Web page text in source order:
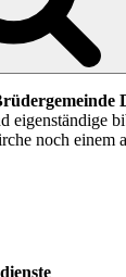
eigenständige
noch einem